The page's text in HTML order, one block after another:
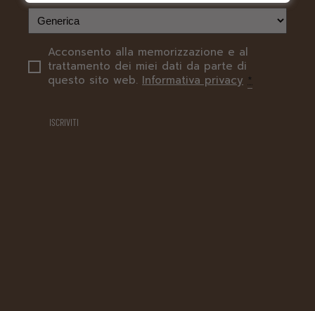
PRIVACY
Acconsento alla memorizzazione e al
trattamento dei miei dati da parte di
questo sito web. Informativa privacy *